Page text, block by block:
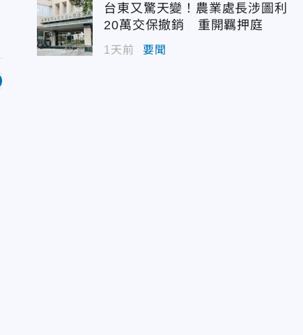
台東又驚天變！農業處長涉圖利
20萬交保撤銷 重開羈押庭
1天前 要聞